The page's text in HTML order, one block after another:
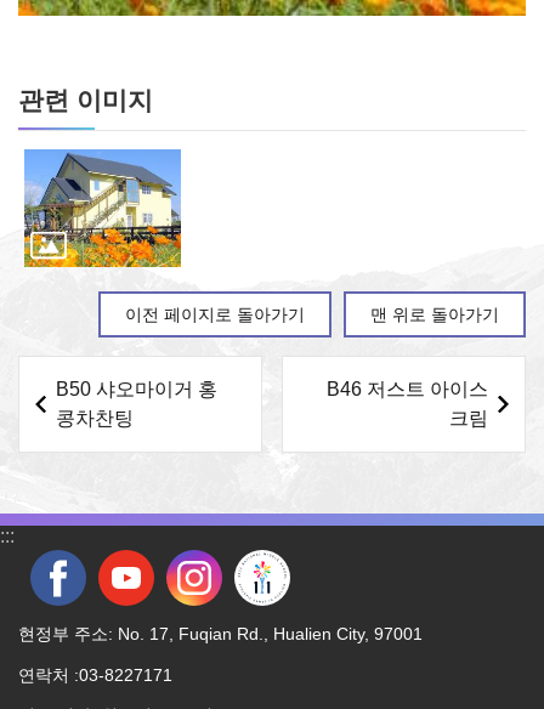
관련 이미지
이전 페이지로 돌아가기 맨 위로 돌아가기
B50 샤오마이거 홍
콩차찬팅
B46 저스트 아이스
크림
:::
현정부 주소: No. 17, Fuqian Rd., Hualien City, 97001
연락처 :03-8227171